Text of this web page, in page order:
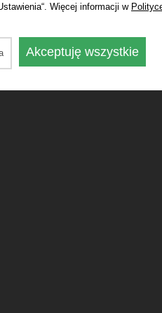
Więcej informacji w
Akceptuję wszystkie